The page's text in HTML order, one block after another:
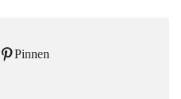
Pinnen